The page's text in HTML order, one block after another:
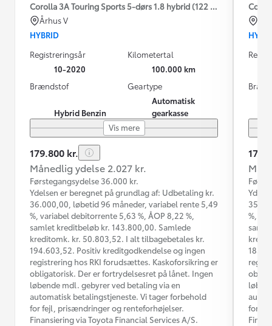
Corolla 3A Touring Sports 5-dørs 1.8 hybrid (122 hk) aut. gear
Århus V
HYBRID
Registreringsår
10-2020
Kilometertal
100.000 km
Brændstof
Hybrid Benzin
Geartype
Automatisk
gearkasse
Vis mere
179.800 kr.
Månedlig ydelse 2.027 kr.
Førstegangsydelse 36.000 kr.
Ydelsen er beregnet på grundlag af: Udbetaling kr.
36.000,00, løbetid 96 måneder, variabel rente 5,49
%, variabel debitorrente 5,63 %, ÅOP 8,22 %,
samlet kreditbeløb kr. 143.800,00. Samlede
kreditomk. kr. 50.803,52. I alt tilbagebetales kr.
194.603,52. Positiv kreditgodkendelse og ingen
registrering hos RKI forudsættes. Kaskoforsikring er
obligatorisk. Der er fortrydelsesret på lånet. Ingen
løbende mdl. gebyrer ved betaling via en
automatisk betalingstjeneste. Vi tager forbehold
for fejl, prisændringer og renteforhøjelser.
Finansiering via Toyota Financial Services A/S.
%,
for